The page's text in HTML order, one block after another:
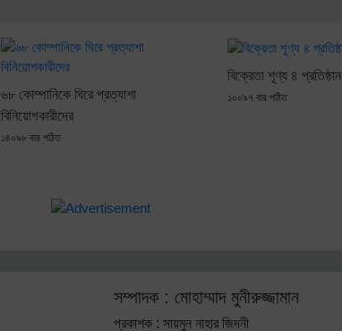
৬৮ কোম্পানিকে ঘিরে প্রত্যাশা
বিনিয়োগকারীদের
১৪০৯৮ বার পঠিত
বিক্রেতা শূণ্য ৪ প্রতিষ্ঠান
১০০৯৭ বার পঠিত
সম্পাদক : মোহাম্মাদ মুনীরুজ্জামান
প্রকাশক : সায়মুন নাহার জিদনী